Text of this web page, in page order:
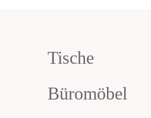
Tische
Büromöbel